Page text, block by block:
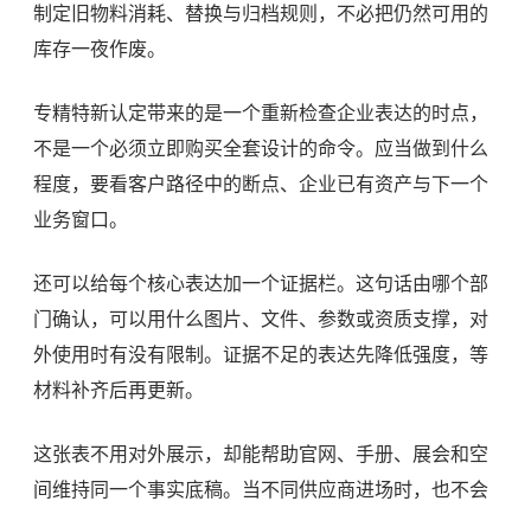
制定旧物料消耗、替换与归档规则，不必把仍然可用的
库存一夜作废。
专精特新认定带来的是一个重新检查企业表达的时点，
不是一个必须立即购买全套设计的命令。应当做到什么
程度，要看客户路径中的断点、企业已有资产与下一个
业务窗口。
还可以给每个核心表达加一个证据栏。这句话由哪个部
门确认，可以用什么图片、文件、参数或资质支撑，对
外使用时有没有限制。证据不足的表达先降低强度，等
材料补齐后再更新。
这张表不用对外展示，却能帮助官网、手册、展会和空
间维持同一个事实底稿。当不同供应商进场时，也不会